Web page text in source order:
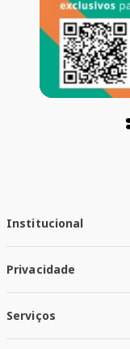
Institucional
Trabalhe conosco
Responsabilidade Social
Nossas Lojas
Privacidade
Política de Entrega
Trocas e Devoluções
Serviços